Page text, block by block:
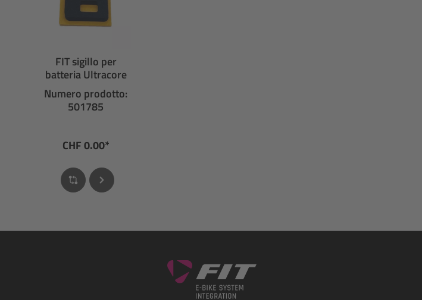
FIT sigillo per
batteria Ultracore
Numero prodotto:
501785
CHF 0.00*